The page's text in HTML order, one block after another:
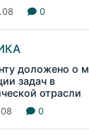
0
доложено о
задач в
отрасли
0